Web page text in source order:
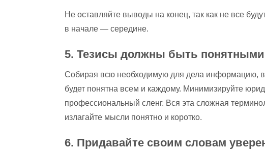
Не оставляйте выводы на конец, так как не все
в начале — середине.
5. Тезисы должны быть понятными
Собирая всю необходимую для дела информацию,
будет понятна всем и каждому. Минимизируйте
профессиональный сленг. Вся эта сложная
излагайте мысли понятно и коротко.
6. Придавайте своим словам